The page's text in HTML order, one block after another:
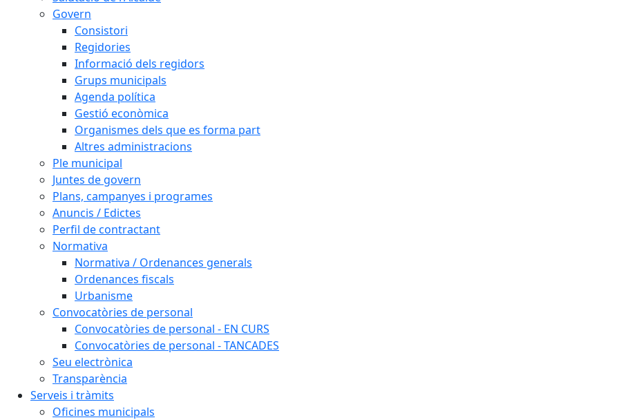
Govern
Consistori
Regidories
Informació dels regidors
Grups municipals
Agenda política
Gestió econòmica
Organismes dels que es forma part
Altres administracions
Ple municipal
Juntes de govern
Plans, campanyes i programes
Anuncis / Edictes
Perfil de contractant
Normativa
Normativa / Ordenances generals
Ordenances fiscals
Urbanisme
Convocatòries de personal
Convocatòries de personal - EN CURS
Convocatòries de personal - TANCADES
Seu electrònica
Transparència
Serveis i tràmits
Oficines municipals